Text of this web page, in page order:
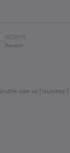
RECEPTE
ReceptI
nam se Izumitelji